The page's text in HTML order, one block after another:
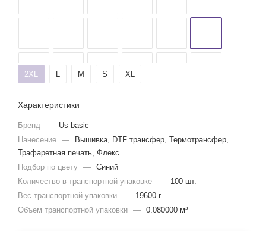
2XL L M S XL
Характеристики
Бренд —
Us basic
Нанесение —
Вышивка, DTF трансфер, Термотрансфер,
Трафаретная печать, Флекс
Подбор по цвету — Синий
Количество в транспортной упаковке —
100 шт.
Вес транспортной упаковки —
19600 г.
Объем транспортной упаковки — 0.080000 м³